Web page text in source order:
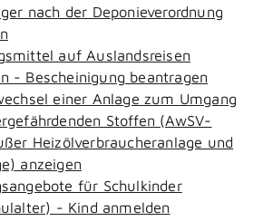
nach der Deponieverordnung
auf Auslandsreisen
- Bescheinigung beantragen
einer Anlage zum Umgang
Stoffen (AwSV-
Heizölverbraucheranlage und
anzeigen
für Schulkinder
- Kind anmelden